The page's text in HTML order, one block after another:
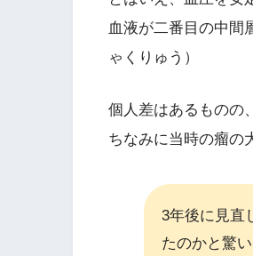
血液が二番目の中間
ゃくりゅう）
個人差はあるものの
ちなみに当時の瘤の
3年後に見直
たのかと驚